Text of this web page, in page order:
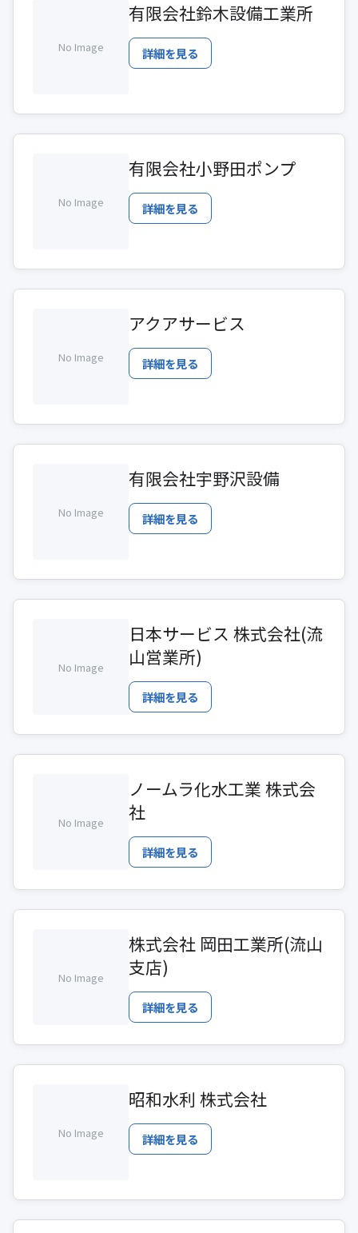
No Image
有限会社鈴木設備工業所
詳細を見る
No Image
有限会社小野田ポンプ
詳細を見る
No Image
アクアサービス
詳細を見る
No Image
有限会社宇野沢設備
詳細を見る
No Image
日本サービス 株式会社(流
山営業所)
詳細を見る
No Image
ノームラ化水工業 株式会
社
詳細を見る
No Image
株式会社 岡田工業所(流山
支店)
詳細を見る
No Image
昭和水利 株式会社
詳細を見る